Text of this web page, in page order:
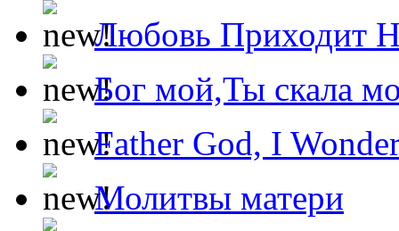
Любовь Приходит
Бог мой,Ты скала
Father God, I
Молитвы матери